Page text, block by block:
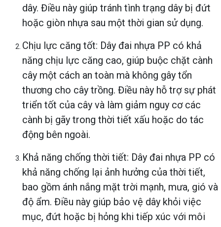
dây. Điều này giúp tránh tình trạng dây bị đứt
hoặc giòn nhựa sau một thời gian sử dụng.
Chịu lực căng tốt: Dây đai nhựa PP có khả
năng chịu lực căng cao, giúp buộc chặt cành
cây một cách an toàn mà không gây tổn
thương cho cây trồng. Điều này hỗ trợ sự phát
triển tốt của cây và làm giảm nguy cơ các
cành bị gãy trong thời tiết xấu hoặc do tác
động bên ngoài.
Khả năng chống thời tiết: Dây đai nhựa PP có
khả năng chống lại ảnh hưởng của thời tiết,
bao gồm ánh nắng mặt trời mạnh, mưa, gió và
độ ẩm. Điều này giúp bảo vệ dây khỏi việc
mục, đứt hoặc bị hỏng khi tiếp xúc với môi